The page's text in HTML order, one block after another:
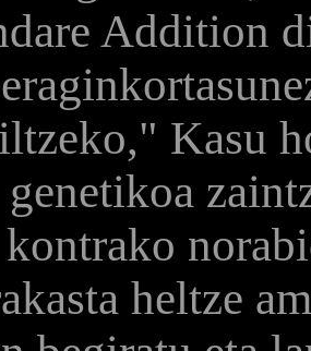
Addition
Kasu
genetikoa
heltze